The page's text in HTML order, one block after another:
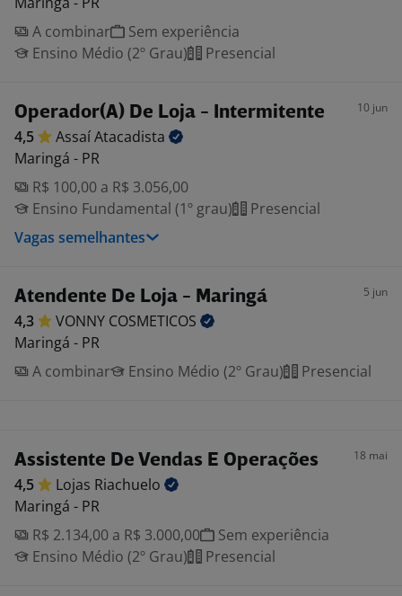
A combinar
Sem experiência
Ensino Médio (2º Grau)
Presencial
Operador(A) De Loja - Intermitente 10 jun
4,5 AssaíAtacadista
Maringá - PR
R$ 100,00 a R$ 3.056,00
Ensino Fundamental (1º grau)
Presencial
Vagas semelhantes
Atendente De Loja - Maringá 5 jun
4,3 VONNY COSMETICOS
Maringá - PR
A combinar
Ensino Médio (2º Grau) Presencial
Assistente De Vendas E Operações 18 mai
4,5 Lojas Riachuelo
Maringá - PR
R$ 2.134,00 a R$ 3.000,00
Sem experiência
Ensino Médio (2º Grau)
Presencial